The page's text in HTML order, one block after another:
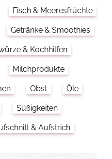
Fisch & Meeresfrüchte
Getränke & Smoothies
& Kochhilfen
Milchprodukte
Obst Öle
Süßigkeiten
& Aufstrich